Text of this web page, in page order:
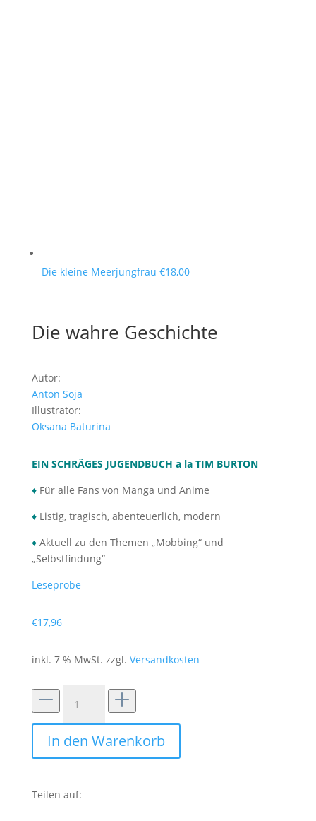
Die kleine Meerjungfrau €18,00
Die wahre Geschichte
Autor:
Anton Soja
Illustrator:
Oksana Baturina
EIN SCHRÄGES JUGENDBUCH a la TIM BURTON
♦Für alle Fans von Manga und Anime
♦Listig, tragisch, abenteuerlich, modern
♦Aktuell zu den Themen „Mobbing“ und
„Selbstfindung“
Leseprobe
€17,96
inkl. 7 % MwSt. zzgl. Versandkosten
Die
wahre
Geschichte
MengeIn den Warenkorb
Teilen auf: